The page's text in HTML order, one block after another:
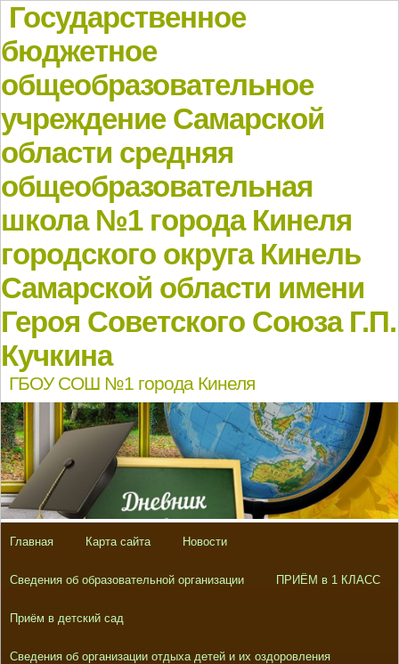
Государственное
бюджетное
общеобразовательное
учреждение Самарской
области средняя
общеобразовательная
школа №1 города Кинеля
городского округа Кинель
Самарской области имени
Героя Советского Союза Г.П.
Кучкина
ГБОУ СОШ №1 города Кинеля
Главная Карта сайта Новости
Сведения об образовательной организации ПРИЁМ в 1 КЛАСС
Приём в детский сад
Сведения об организации отдыха детей и их оздоровления